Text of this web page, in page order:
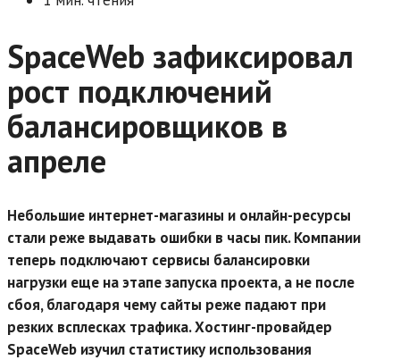
SpaceWeb зафиксировал
рост подключений
балансировщиков в
апреле
Небольшие интернет-магазины и онлайн-ресурсы
стали реже выдавать ошибки в часы пик. Компании
теперь подключают сервисы балансировки
нагрузки еще на этапе запуска проекта, а не после
сбоя, благодаря чему сайты реже падают при
резких всплесках трафика. Хостинг-провайдер
SpaceWeb изучил статистику использования